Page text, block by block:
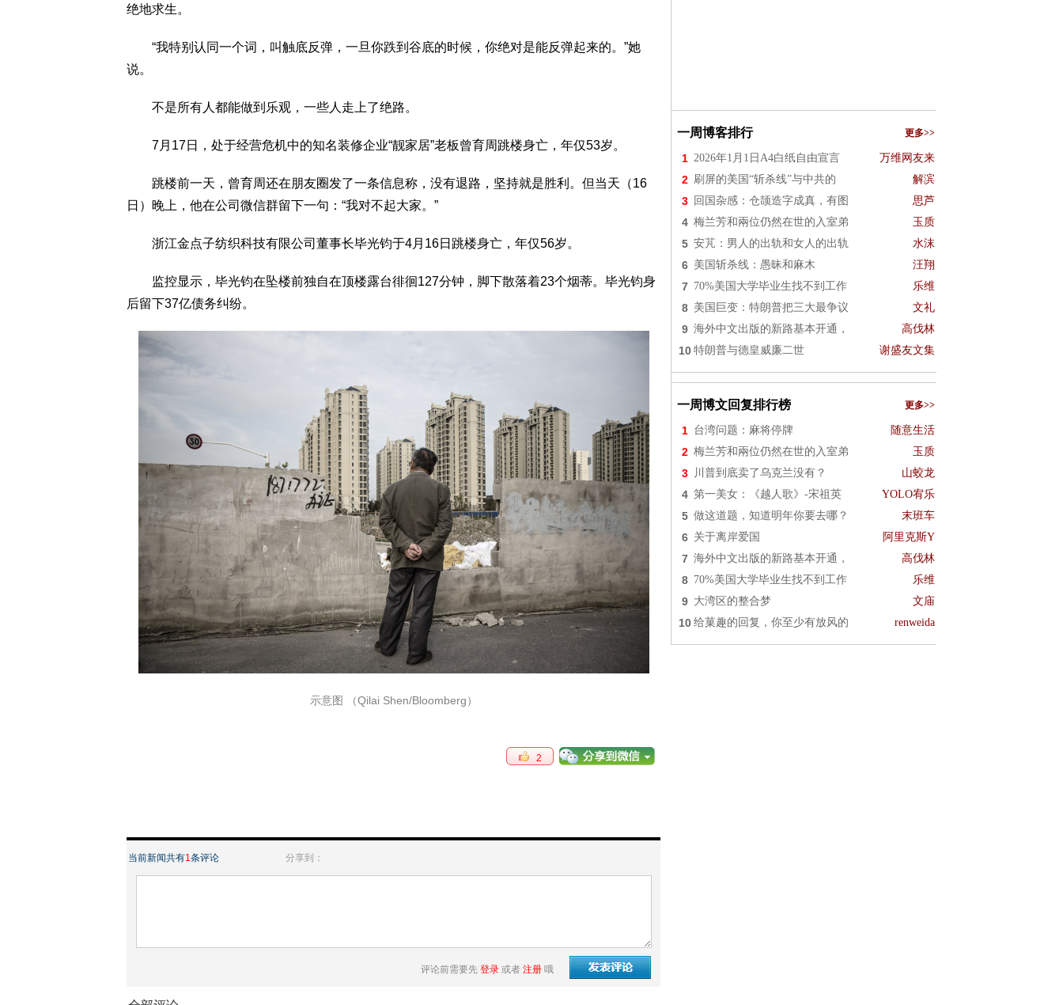
绝地求生。
“我特别认同一个词，叫触底反弹，一旦你跌到谷底的时候，你绝对是能反弹起来的。”她
说。
不是所有人都能做到乐观，一些人走上了绝路。
7月17日，处于经营危机中的知名装修企业“靓家居”老板曾育周跳楼身亡，年仅53岁。
跳楼前一天，曾育周还在朋友圈发了一条信息称，没有退路，坚持就是胜利。但当天（16
日）晚上，他在公司微信群留下一句：“我对不起大家。”
浙江金点子纺织科技有限公司董事长毕光钧于4月16日跳楼身亡，年仅56岁。
监控显示，毕光钧在坠楼前独自在顶楼露台徘徊127分钟，脚下散落着23个烟蒂。毕光钧身
后留下37亿债务纠纷。
示意图 （Qilai Shen/Bloomberg）
2
当前新闻共有1条评论 分享到：
评论前需要先 登录 或者 注册 哦
一周博客排行 更多>>
1 2026年1月1日A4白纸自由宣言 万维网友来
2 刷屏的美国“斩杀线”与中共的 解滨
3 回国杂感：仓颉造字成真，有图 思芦
4 梅兰芳和兩位仍然在世的入室弟 玉质
5 安芃：男人的出轨和女人的出轨 水沫
6 美国斩杀线：愚昧和麻木 汪翔
7 70%美国大学毕业生找不到工作 乐维
8 美国巨变：特朗普把三大最争议 文礼
9 海外中文出版的新路基本开通， 高伐林
10 特朗普与德皇威廉二世 谢盛友文集
一周博文回复排行榜 更多>>
1 台湾问题：麻将停牌 随意生活
2 梅兰芳和兩位仍然在世的入室弟 玉质
3 川普到底卖了乌克兰没有？ 山蛟龙
4 第一美女：《越人歌》-宋祖英 YOLO宥乐
5 做这道题，知道明年你要去哪？ 末班车
6 关于离岸爱国 阿里克斯Y
7 海外中文出版的新路基本开通， 高伐林
8 70%美国大学毕业生找不到工作 乐维
9 大湾区的整合梦 文庙
10 给菓趣的回复，你至少有放风的 renweida